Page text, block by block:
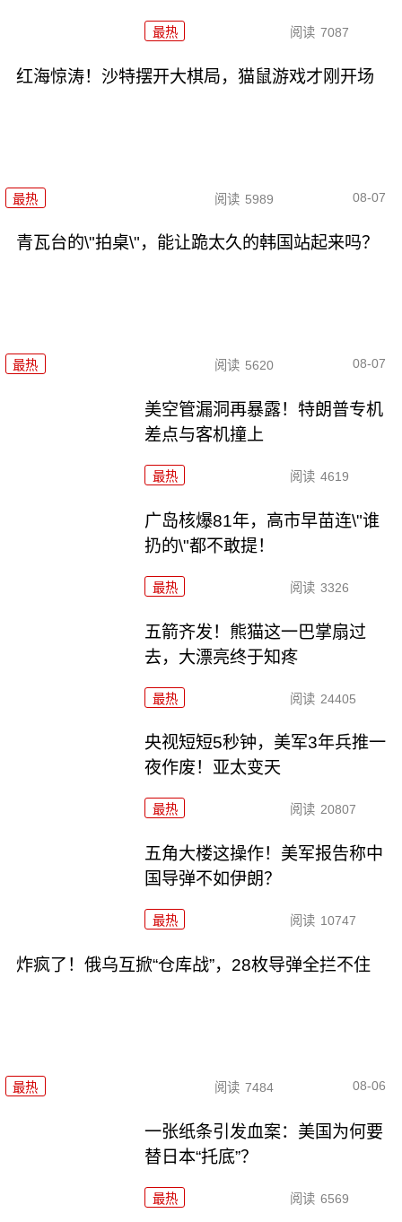
最热 阅读 7087
红海惊涛！沙特摆开大棋局，猫鼠游戏才刚开场
最热 阅读 5989 08-07
青瓦台的\"拍桌\"，能让跪太久的韩国站起来吗？
最热 阅读 5620 08-07
美空管漏洞再暴露！特朗普专机
差点与客机撞上
最热 阅读 4619
广岛核爆81年，高市早苗连\"谁
扔的\"都不敢提！
最热 阅读 3326
五箭齐发！熊猫这一巴掌扇过
去，大漂亮终于知疼
最热 阅读 24405
央视短短5秒钟，美军3年兵推一
夜作废！亚太变天
最热 阅读 20807
五角大楼这操作！美军报告称中
国导弹不如伊朗？
最热 阅读 10747
炸疯了！俄乌互掀“仓库战”，28枚导弹全拦不住
最热 阅读 7484 08-06
一张纸条引发血案：美国为何要
替日本“托底”？
最热 阅读 6569